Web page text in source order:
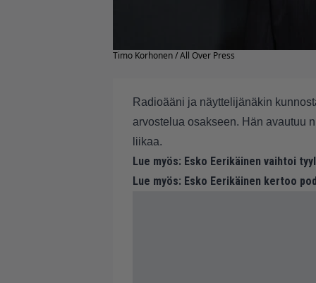
Timo Korhonen / All Over Press
Radioääni ja näyttelijänäkin
arvostelua osakseen. Hän avautuu
liikaa.
Lue myös: Esko Eerikäinen vaihtoi
Lue myös: Esko Eerikäinen kertoo